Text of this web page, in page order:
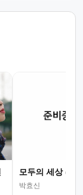
모두의 세상 (뮤
박효신